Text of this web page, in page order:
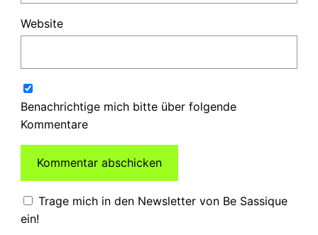
Website
Benachrichtige mich bitte über folgende
Kommentare
Trage mich in den Newsletter von Be Sassique
ein!